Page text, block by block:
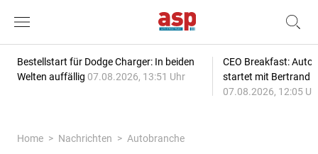
Bestellstart für Dodge Charger: In beiden
Welten auffällig 07.08.2026, 13:51 Uhr
CEO Breakfast:
startet mit Bertrand
07.08.2026, 12:05
Home Nachrichten
Autobranche